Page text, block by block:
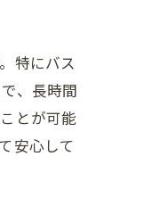
特にバス
、長時間
とが可能
安心して